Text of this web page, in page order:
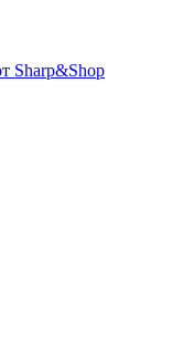
Sharp&Shop